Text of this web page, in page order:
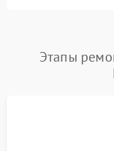
Этапы